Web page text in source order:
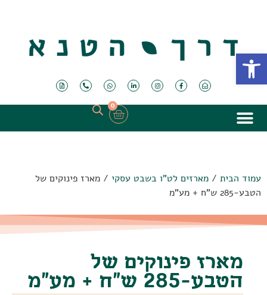
פתח סרגל נגישות
0
עמוד הבית / מארזים לט"ו בשבט עסקי / מארז פינוקים של
הטבע-285 ש"ח + מע"מ
מארז פינוקים של
הטבע-285 ש"ח + מע"מ